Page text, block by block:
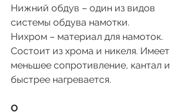
Нижний обдув – один из видов
системы обдува намотки.
Нихром – материал для намоток.
Состоит из хрома и никеля. Имеет
меньшее сопротивление, кантал и
быстрее нагревается.
О